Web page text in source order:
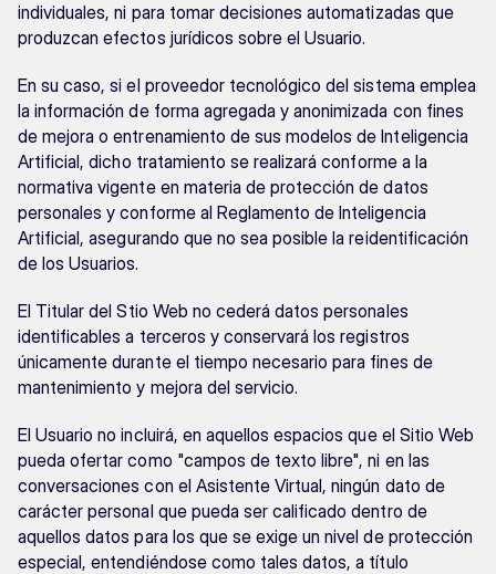
individuales, ni para tomar decisiones automatizadas que
produzcan efectos jurídicos sobre el Usuario.
En su caso, si el proveedor tecnológico del sistema emplea
la información de forma agregada y anonimizada con fines
de mejora o entrenamiento de sus modelos de Inteligencia
Artificial, dicho tratamiento se realizará conforme a la
normativa vigente en materia de protección de datos
personales y conforme al Reglamento de Inteligencia
Artificial, asegurando que no sea posible la reidentificación
de los Usuarios.
El Titular del Stio Web no cederá datos personales
identificables a terceros y conservará los registros
únicamente durante el tiempo necesario para fines de
mantenimiento y mejora del servicio.
El Usuario no incluirá, en aquellos espacios que el Sitio Web
pueda ofertar como "campos de texto libre", ni en las
conversaciones con el Asistente Virtual, ningún dato de
carácter personal que pueda ser calificado dentro de
aquellos datos para los que se exige un nivel de protección
especial, entendiéndose como tales datos, a título